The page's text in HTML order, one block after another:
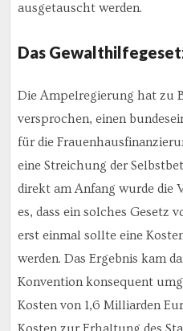
ausgetauscht werden.
Das
Die Ampelregierung hat zu
versprochen, einen
für die
eine Streichung der
direkt am Anfang wurde die
es, dass ein solches Gesetz
erst einmal sollte eine
werden. Das Ergebnis kam
Konvention konsequent
Kosten von 1,6 Milliarden